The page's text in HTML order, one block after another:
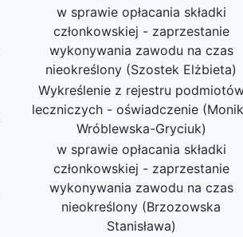
w sprawie opłacania składki
członkowskiej - zaprzestanie
wykonywania zawodu na czas
nieokreślony (Szostek Elżbieta)
Wykreślenie z rejestru
leczniczych - oświadczenie
Wróblewska-Gryciuk)
w sprawie opłacania składki
członkowskiej - zaprzestanie
wykonywania zawodu na czas
nieokreślony (Brzozowska
Stanisława)